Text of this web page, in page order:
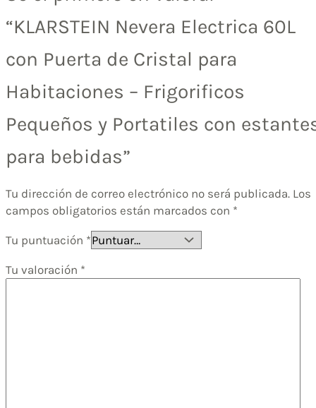
“KLARSTEIN Nevera Electrica 60L
con Puerta de Cristal para
Habitaciones – Frigorificos
Pequeños y Portatiles con
para bebidas”
Tu dirección de correo electrónico no será publicada. Los
campos obligatorios están marcados con *
Tu puntuación *
Tu valoración *